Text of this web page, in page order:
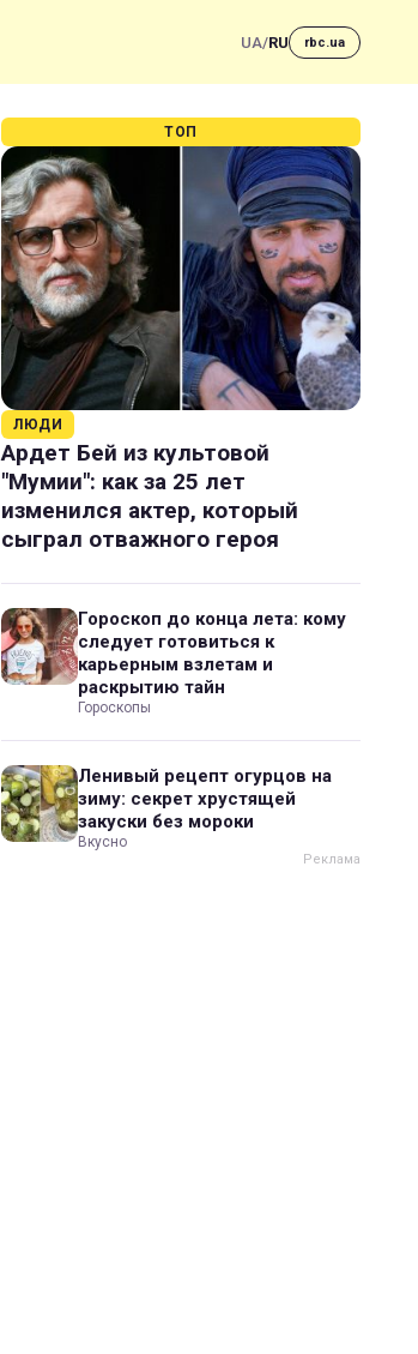
UA/RU rbc.ua
ТОП
ЛЮДИ
Ардет Бей из культовой
"Мумии": как за 25 лет
изменился актер, который
сыграл отважного героя
Гороскоп до конца лета: кому
следует готовиться к
карьерным взлетам и
раскрытию тайн
Гороскопы
Ленивый рецепт огурцов на
зиму: секрет хрустящей
закуски без мороки
Вкусно